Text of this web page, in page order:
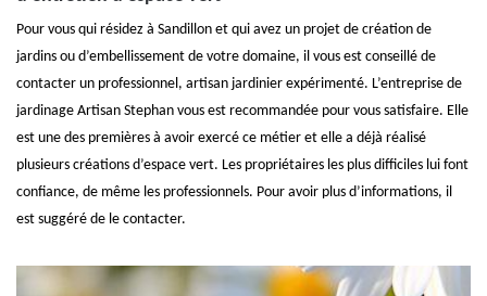
Pour vous qui résidez à Sandillon et qui avez un projet de création de
jardins ou d’embellissement de votre domaine, il vous est conseillé de
contacter un professionnel, artisan jardinier expérimenté. L’entreprise de
jardinage Artisan Stephan vous est recommandée pour vous satisfaire. Elle
est une des premières à avoir exercé ce métier et elle a déjà réalisé
plusieurs créations d’espace vert. Les propriétaires les plus difficiles lui font
confiance, de même les professionnels. Pour avoir plus d’informations, il
est suggéré de le contacter.